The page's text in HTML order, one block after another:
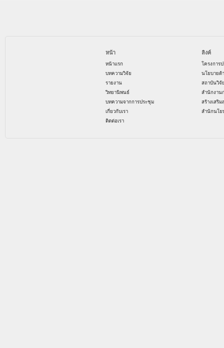
หน้า
หน้าแรก
บทความวิจัย
รายงาน
วิทยานิพนธ์
บทความจากการประชุม
เกี่ยวกับเรา
ติดต่อเรา
ลิงค์
โครงการ
นโยบายด้
สถาบันวิจั
สำนักงาน
สร้างเสริ
สำนักนโย